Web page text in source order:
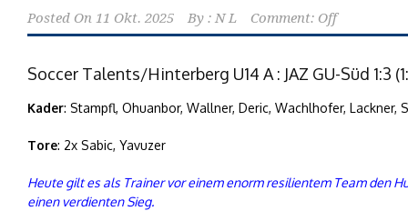
Posted On 11 Okt. 2025 By : N L Comment: Off
Soccer Talents/Hinterberg U14 A : JAZ GU-Süd 1:3
Kader: Stampfl, Ohuanbor, Wallner, Deric, Wachlhofer, Lackner,
Tore: 2x Sabic, Yavuzer
Heute gilt es als Trainer vor einem enorm resilientem Team den
einen verdienten Sieg.